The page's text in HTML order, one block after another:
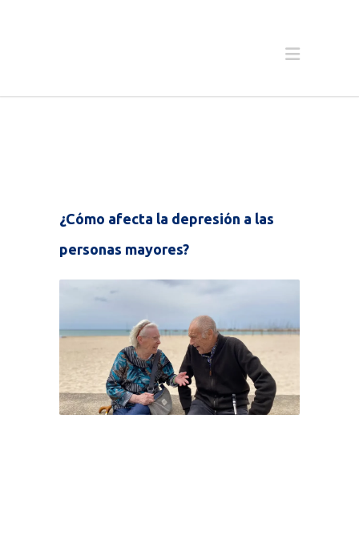
¿Cómo afecta la depresión a las
personas mayores?